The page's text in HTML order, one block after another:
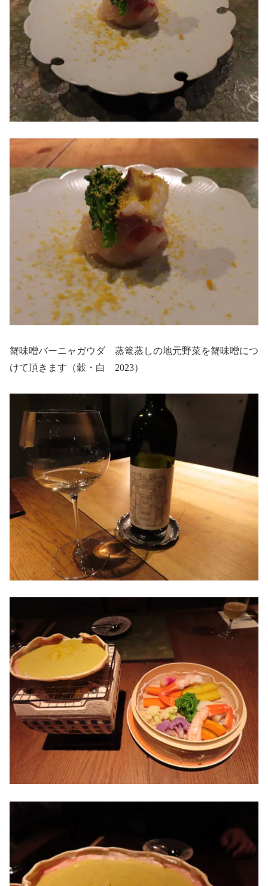
蟹味噌バーニャガウダ 蒸篭蒸しの地元野菜を蟹味噌につ
けて頂きます（穀・白 2023）